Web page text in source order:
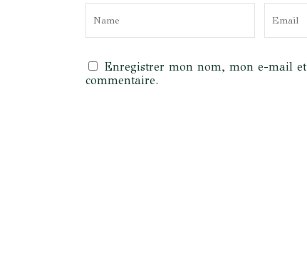
Enregistrer mon nom, mon e-mail
commentaire.